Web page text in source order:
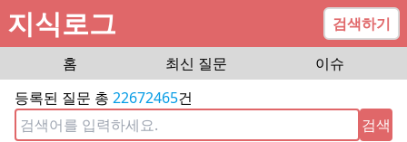
지식로그
검색하기
홈
최신 질문
이슈
등록된 질문 총 22672465건
검색